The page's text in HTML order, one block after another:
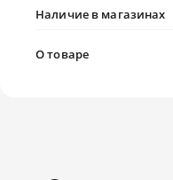
Наличие в магазинах
О товаре